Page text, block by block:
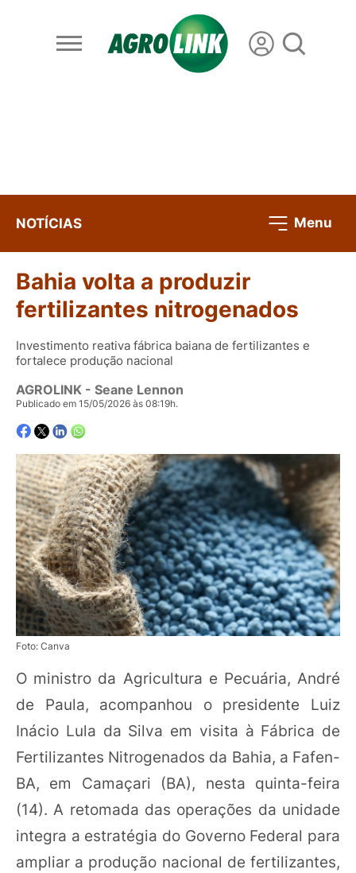
NOTÍCIAS Menu
Bahia volta a produzir
fertilizantes nitrogenados
Investimento reativa fábrica baiana de fertilizantes e
fortalece produção nacional
AGROLINK - Seane Lennon
Publicado em 15/05/2026 às 08:19h.
Foto: Canva
O ministro da Agricultura e Pecuária, André
de Paula, acompanhou o presidente Luiz
Inácio Lula da Silva em visita à Fábrica de
Fertilizantes Nitrogenados da Bahia, a Fafen-
BA, em Camaçari (BA), nesta quinta-feira
(14). A retomada das operações da unidade
integra a estratégia do Governo Federal para
ampliar a produção nacional de fertilizantes,